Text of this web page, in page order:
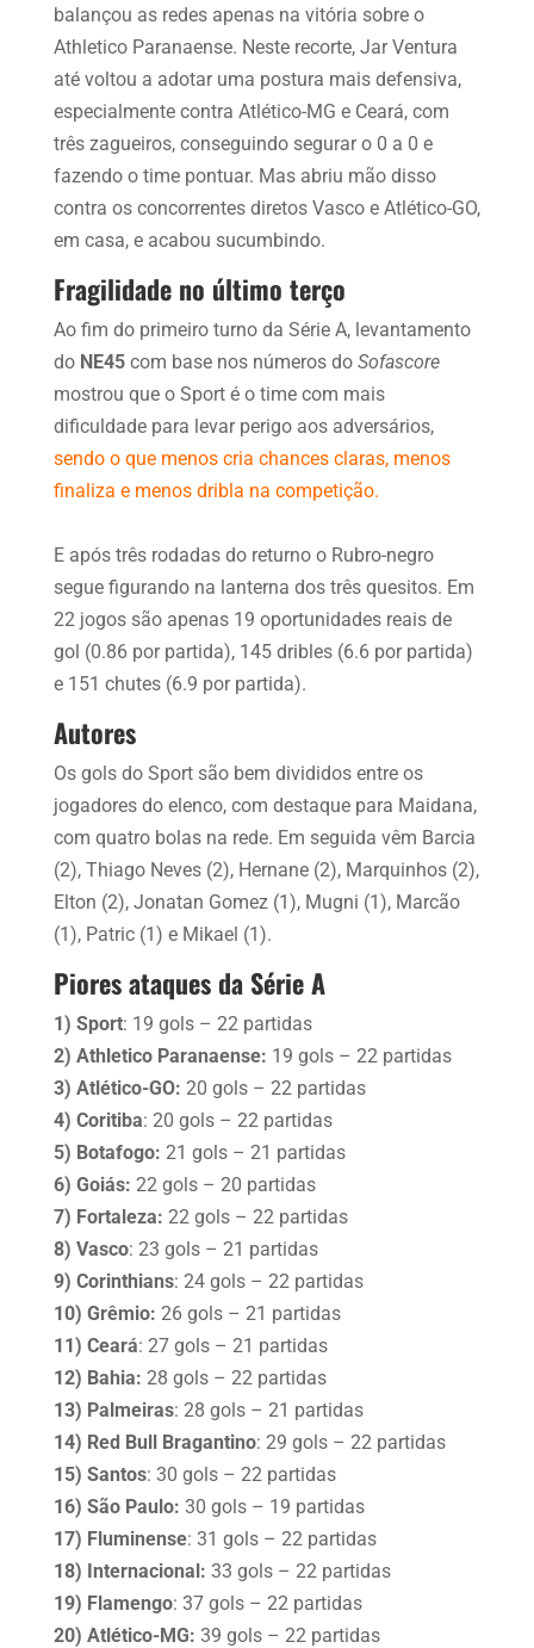
balançou as redes apenas na vitória sobre o
Athletico Paranaense. Neste recorte, Jar Ventura
até voltou a adotar uma postura mais defensiva,
especialmente contra Atlético-MG e Ceará, com
três zagueiros, conseguindo segurar o 0 a 0 e
fazendo o time pontuar. Mas abriu mão disso
contra os concorrentes diretos Vasco e Atlético-GO,
em casa, e acabou sucumbindo.
Fragilidade no último terço
Ao fim do primeiro turno da Série A, levantamento
do NE45com base nos números do Sofascore
mostrou que o Sport é o time com mais
dificuldade para levar perigo aos adversários,
sendo o que menos cria chances claras, menos
finaliza e menos dribla na competição.
E após três rodadas do returno o Rubro-negro
segue figurando na lanterna dos três quesitos. Em
22 jogos são apenas 19 oportunidades reais de
gol (0.86 por partida), 145 dribles (6.6 por partida)
e 151 chutes (6.9 por partida).
Autores
Os gols do Sport são bem divididos entre os
jogadores do elenco, com destaque para Maidana,
com quatro bolas na rede. Em seguida vêm Barcia
(2), Thiago Neves (2), Hernane (2), Marquinhos (2),
Elton (2), Jonatan Gomez (1), Mugni (1), Marcão
(1), Patric (1) e Mikael (1).
Piores ataques da Série A
1) Sport: 19 gols – 22 partidas
2) Athletico Paranaense: 19 gols – 22 partidas
3) Atlético-GO: 20 gols – 22 partidas
4) Coritiba: 20 gols – 22 partidas
5) Botafogo: 21 gols – 21 partidas
6) Goiás: 22 gols – 20 partidas
7) Fortaleza: 22 gols – 22 partidas
8) Vasco: 23 gols – 21 partidas
9) Corinthians: 24 gols – 22 partidas
10) Grêmio: 26 gols – 21 partidas
11) Ceará: 27 gols – 21 partidas
12) Bahia: 28 gols – 22 partidas
13) Palmeiras: 28 gols – 21 partidas
14) Red Bull Bragantino: 29 gols – 22 partidas
15) Santos: 30 gols – 22 partidas
16) São Paulo: 30 gols – 19 partidas
17) Fluminense: 31 gols – 22 partidas
18) Internacional: 33 gols – 22 partidas
19) Flamengo: 37 gols – 22 partidas
20) Atlético-MG: 39 gols – 22 partidas